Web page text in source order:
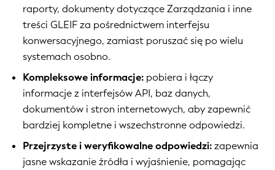
raporty, dokumenty dotyczące Zarządzania i inne
treści GLEIF za pośrednictwem interfejsu
konwersacyjnego, zamiast poruszać się po wielu
systemach osobno.
Kompleksowe informacje: pobiera i łączy
informacje z interfejsów API, baz danych,
dokumentów i stron internetowych, aby zapewnić
bardziej kompletne i wszechstronne odpowiedzi.
Przejrzyste i weryfikowalne odpowiedzi:zapewnia
jasne wskazanie źródła i wyjaśnienie, pomagając